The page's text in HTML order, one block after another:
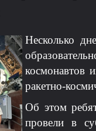
Несколько
космонавтов
ракетно-
Об этом
провели в